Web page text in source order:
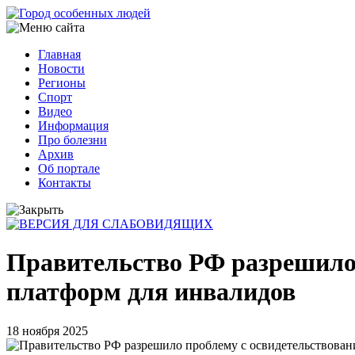
Перейти
к
содержанию
Основная
навигация
Главная
Новости
Регионы
Спорт
Видео
Информация
Про болезни
Архив
Об портале
Контакты
Правительство РФ
платформ для инвалидов
18 ноября 2025